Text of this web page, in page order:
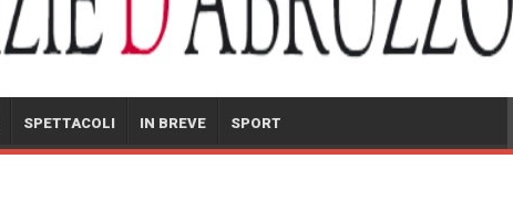
SPETTACOLI IN BREVE SPORT